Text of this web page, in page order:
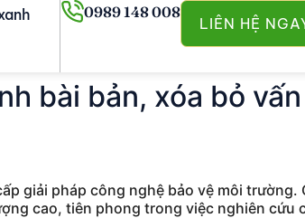
0989 148 008
LIÊN HỆ
bài bản, xóa bỏ
giải pháp công nghệ bảo vệ môi trường.
cao, tiên phong trong việc nghiên cứu